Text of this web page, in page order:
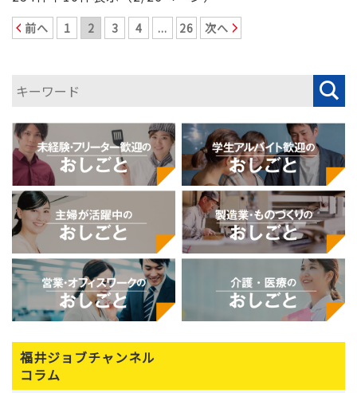
前へ 1 2 3 4 ... 26 次へ
福井ジョブチャンネル
コラム